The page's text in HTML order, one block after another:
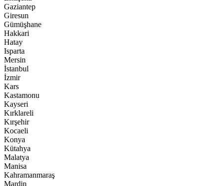
Gaziantep
Giresun
Gümüşhane
Hakkari
Hatay
Isparta
Mersin
İstanbul
İzmir
Kars
Kastamonu
Kayseri
Kırklareli
Kırşehir
Kocaeli
Konya
Kütahya
Malatya
Manisa
Kahramanmaraş
Mardin